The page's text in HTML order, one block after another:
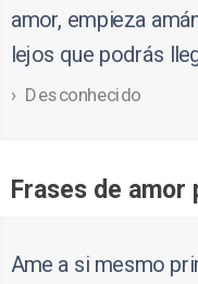
amor, empieza
lejos que podrás
Desconhecido
Frases de
Ame a si mesmo